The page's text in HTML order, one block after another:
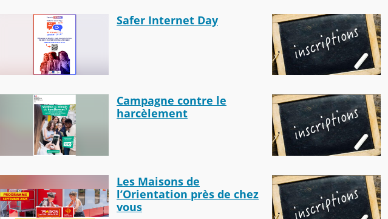
Safer Internet Day
Campagne contre le
harcèlement
Les Maisons de
l’Orientation près de chez
vous